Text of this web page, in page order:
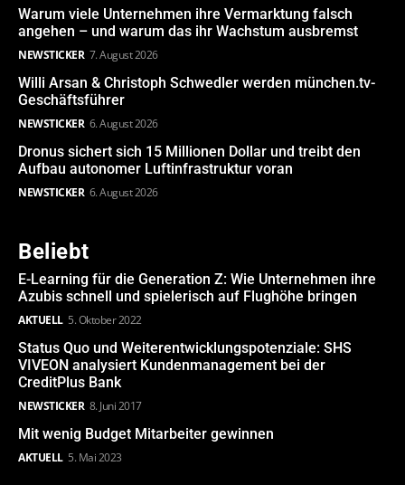
Warum viele Unternehmen ihre Vermarktung falsch
angehen – und warum das ihr Wachstum ausbremst
NEWSTICKER 7. August 2026
Willi Arsan & Christoph Schwedler werden münchen.tv-
Geschäftsführer
NEWSTICKER 6. August 2026
Dronus sichert sich 15 Millionen Dollar und treibt den
Aufbau autonomer Luftinfrastruktur voran
NEWSTICKER 6. August 2026
Beliebt
E-Learning für die Generation Z: Wie Unternehmen ihre
Azubis schnell und spielerisch auf Flughöhe bringen
AKTUELL 5. Oktober 2022
Status Quo und Weiterentwicklungspotenziale: SHS
VIVEON analysiert Kundenmanagement bei der
CreditPlus Bank
NEWSTICKER 8. Juni 2017
Mit wenig Budget Mitarbeiter gewinnen
AKTUELL 5. Mai 2023